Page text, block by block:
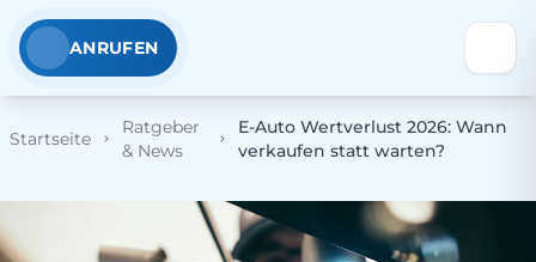
ANRUFEN
Startseite
Ratgeber
& News
E-Auto Wertverlust 2026: Wann
verkaufen statt warten?